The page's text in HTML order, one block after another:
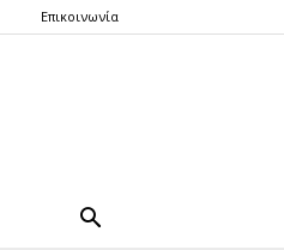
Επικοινωνία